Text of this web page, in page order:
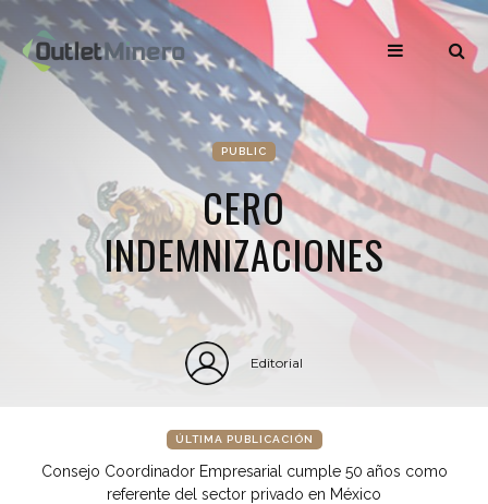
PUBLIC
CERO
INDEMNIZACIONES
Editorial
ÚLTIMA PUBLICACIÓN
Consejo Coordinador Empresarial cumple 50 años como
referente del sector privado en México